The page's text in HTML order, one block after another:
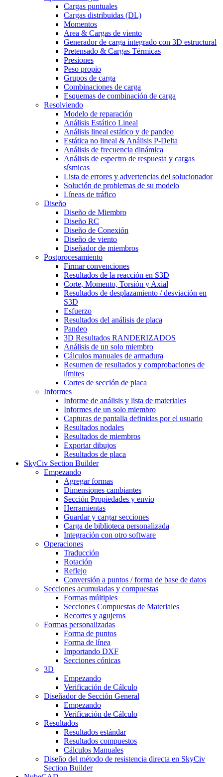
Cargas puntuales
Cargas distribuidas (DL)
Momentos
Area & Cargas de viento
Generador de carga integrado con 3D estructural
Pretensado & Cargas Térmicas
Presiones
Peso propio
Grupos de carga
Combinaciones de carga
Esquemas de combinación de carga
Resolviendo
Modelo de reparación
Análisis Estático Lineal
Análisis lineal estático y de pandeo
Estática no lineal & Análisis P-Delta
Análisis de frecuencia dinámica
Análisis de espectro de respuesta y cargas
sísmicas
Lista de errores y advertencias del solucionador
Solución de problemas de su modelo
Líneas de tráfico
Diseño
Diseño de Miembro
Diseño RC
Diseño de Conexión
Diseño de viento
Diseñador de miembros
Postprocesamiento
Firmar convenciones
Resultados de la reacción en S3D
Corte, Momento, Torsión y Axial
Resultados de desplazamiento / desviación en
S3D
Esfuerzo
Resultados del análisis de placa
Pandeo
3D Resultados RANDERIZADOS
Análisis de un solo miembro
Cálculos manuales de armadura
Resumen de resultados y comprobaciones de
límites
Cortes de sección de placa
Informes
Informe de análisis y lista de materiales
Informes de un solo miembro
Capturas de pantalla definidas por el usuario
Resultados nodales
Resultados de miembros
Exportar dibujos
Resultados de placa
SkyCiv Section Builder
Empezando
Agregar formas
Dimensiones cambiantes
Sección Propiedades y envío
Herramientas
Guardar y cargar secciones
Carga de biblioteca personalizada
Integración con otro software
Operaciones
Traducción
Rotación
Reflejo
Conversión a puntos / forma de base de datos
Secciones acumuladas y compuestas
Formas múltiples
Secciones Compuestas de Materiales
Recortes y agujeros
Formas personalizadas
Forma de puntos
Forma de línea
Importando DXF
Secciones cónicas
3D
Empezando
Verificación de Cálculo
Diseñador de Sección General
Empezando
Verificación de Cálculo
Resultados
Resultados estándar
Resultados compuestos
Cálculos Manuales
Diseño del método de resistencia directa en SkyCiv
Section Builder